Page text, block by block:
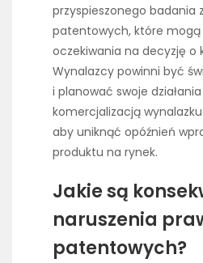
przyspieszonego badania
patentowych, które mogą
oczekiwania na decyzję o
Wynalazcy powinni być
i planować swoje
komercjalizacją
aby uniknąć opóźnień
produktu na rynek.
Jakie są
naruszenia
patentowych?